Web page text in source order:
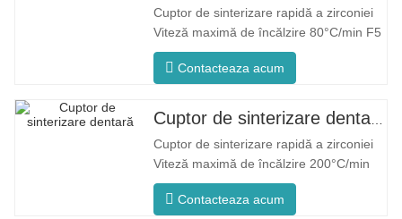
Cuptor de sinterizare rapidă a zirconiei
Viteză maximă de încălzire 80°C/min F5
Max Proces inovator Temperatura
uniformă a cuptorului F5 Max se
de 80°C/minut. Încălzirea
circumferențială la 360° asigură o
temperatură uniformă a cuptorului și
rezultate
Contacteaza acum
Cuptor de sinterizare rapidă a zirconiei
Viteză maximă de încălzire 200°C/min
F5 Pro Proces inovator Temperatura
uniformă a cuptorului F5 Pro se
Contacteaza acum